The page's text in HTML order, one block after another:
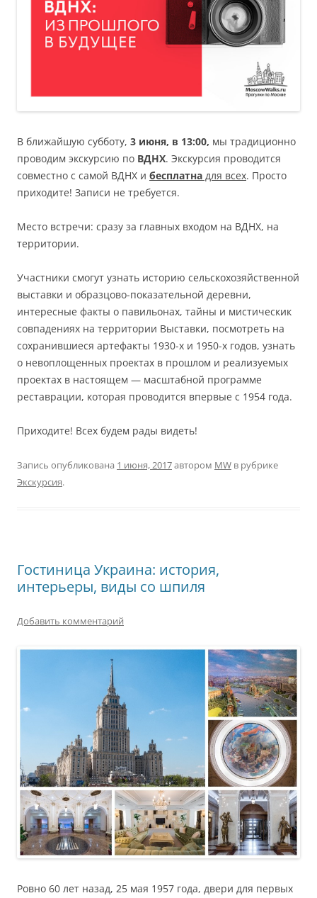
В ближайшую субботу, 3 июня, в 13:00, мы традиционно
проводим экскурсию по ВДНХ. Экскурсия проводится
совместно с самой ВДНХ и бесплатна для всех. Просто
приходите! Записи не требуется.
Место встречи: сразу за главных входом на ВДНХ, на
территории.
Участники смогут узнать историю сельскохозяйственной
выставки и образцово-показательной деревни,
интересные факты о павильонах, тайны и мистическик
совпадениях на территории Выставки, посмотреть на
сохранившиеся артефакты 1930-х и 1950-х годов, узнать
о невоплощенных проектах в прошлом и реализуемых
проектах в настоящем — масштабной программе
реставрации, которая проводится впервые с 1954 года.
Приходите! Всех будем рады видеть!
Запись опубликована 1 июня, 2017автором MW в рубрике
Экскурсия.
Гостиница Украина: история,
интерьеры, виды со шпиля
Добавить комментарий
Ровно 60 лет назад, 25 мая 1957 года, двери для первых